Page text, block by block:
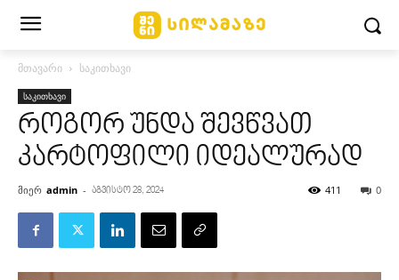
მთავარი საკითხავი
საკითხავი
როგორ უნდა შევწვათ
კარტოფილი იდეალურად
მიერ admin - აგვისტო 28, 2024 0
411